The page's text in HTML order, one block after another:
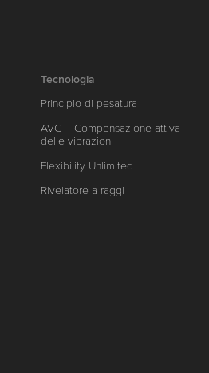
Tecnologia
Principio di pesatura
AVC – Compensazione attiva
delle vibrazioni
Flexibility Unlimited
Rivelatore a raggi